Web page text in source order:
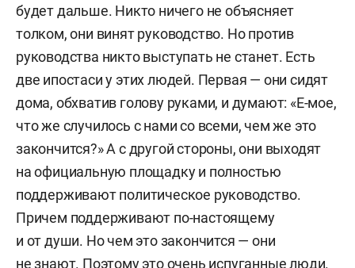
будет дальше. Никто ничего не объясняет
толком, они винят руководство. Но против
руководства никто выступать не станет. Есть
две ипостаси у этих людей. Первая — они сидят
дома, обхватив голову руками, и думают: «Е-мое,
что же случилось с нами со всеми, чем же это
закончится?» А с другой стороны, они выходят
на официальную площадку и полностью
поддерживают политическое руководство.
Причем поддерживают по-настоящему
и от души. Но чем это закончится — они
не знают. Поэтому это очень испуганные люди.